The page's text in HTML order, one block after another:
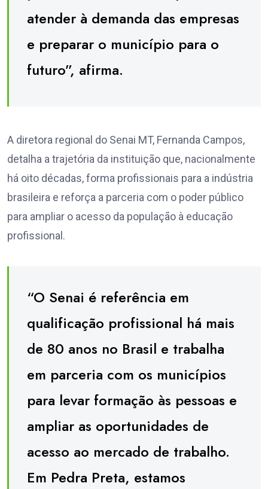
atender à demanda das empresas
e preparar o município para o
futuro”, afirma.
A diretora regional do Senai MT, Fernanda Campos,
detalha a trajetória da instituição que, nacionalmente
há oito décadas, forma profissionais para a indústria
brasileira e reforça a parceria com o poder público
para ampliar o acesso da população à educação
profissional.
“O Senai é referência em
qualificação profissional há mais
de 80 anos no Brasil e trabalha
em parceria com os municípios
para levar formação às pessoas e
ampliar as oportunidades de
acesso ao mercado de trabalho.
Em Pedra Preta, estamos